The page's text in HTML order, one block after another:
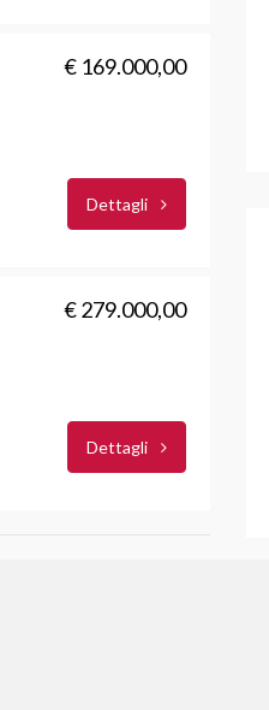
€ 169.000,00
Dettagli
€ 279.000,00
Dettagli